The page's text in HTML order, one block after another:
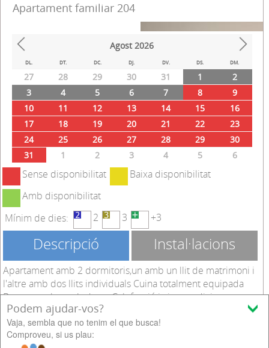
Apartament familiar 204
Prev
Agost 2026
DL. DT. DC.
3
4 5
12
24
25 26 27 28 29
30
31
1 2 3 4 5 6
Sense disponibilitat
Amb disponibilitat
Podem ajudar-vos?
Vaja, sembla que no tenim el que busca!
Comproveu, si us plau: